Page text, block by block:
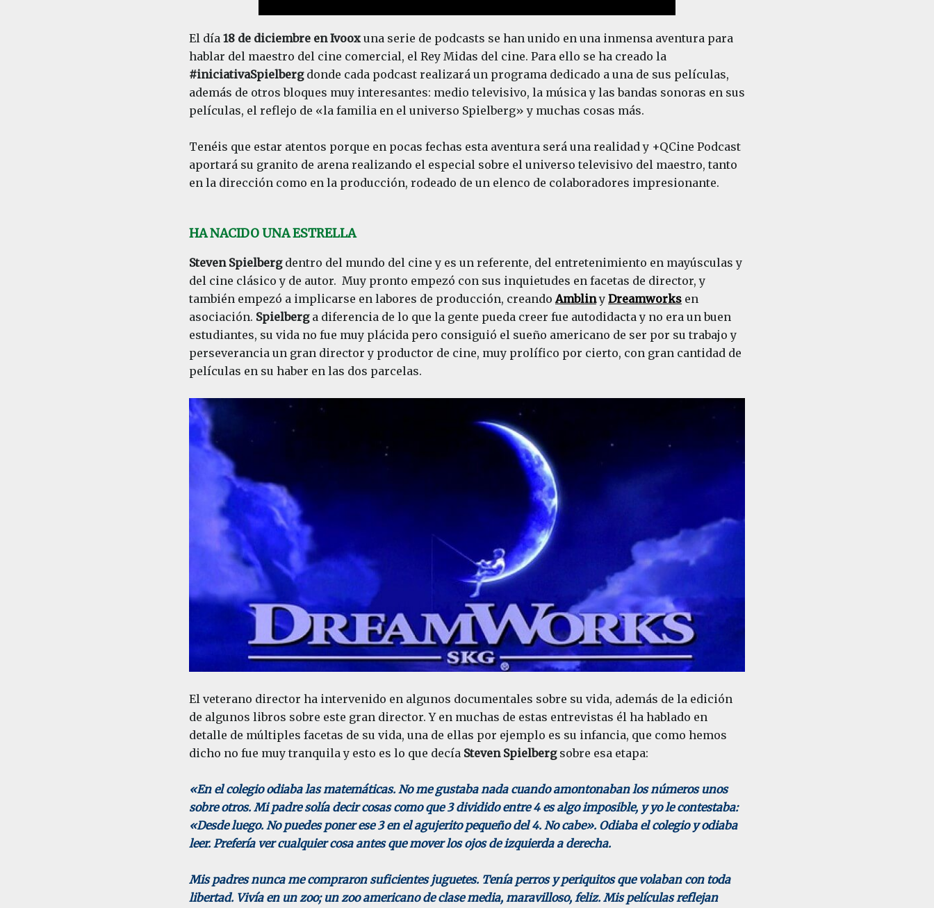
El día 18 de diciembre en Ivoox una serie de podcasts se han unido en una inmensa aventura para
hablar del maestro del cine comercial, el Rey Midas del cine. Para ello se ha creado la
#iniciativaSpielbergdonde cada podcast realizará un programa dedicado a una de sus películas,
además de otros bloques muy interesantes: medio televisivo, la música y las bandas sonoras en sus
películas, el reflejo de «la familia en el universo Spielberg» y muchas cosas más.
Tenéis que estar atentos porque en pocas fechas esta aventura será una realidad y +QCine Podcast
aportará su granito de arena realizando el especial sobre el universo televisivo del maestro, tanto
en la dirección como en la producción, rodeado de un elenco de colaboradores impresionante.
HA NACIDO UNA ESTRELLA
Steven Spielbergdentro del mundo del cine y es un referente, del entretenimiento en mayúsculas y
del cine clásico y de autor. Muy pronto empezó con sus inquietudes en facetas de director, y
también empezó a implicarse en labores de producción, creandoAmbliny Dreamworks en
asociación. Spielberga diferencia de lo que la gente pueda creer fue autodidacta y no era un buen
estudiantes, su vida no fue muy plácida pero consiguió el sueño americano de ser por su trabajo y
perseverancia un gran director y productor de cine, muy prolífico por cierto, con gran cantidad de
películas en su haber en las dos parcelas.
El veterano director ha intervenido en algunos documentales sobre su vida, además de la edición
de algunos libros sobre este gran director. Y en muchas de estas entrevistas él ha hablado en
detalle de múltiples facetas de su vida, una de ellas por ejemplo es su infancia, que como hemos
dicho no fue muy tranquila y esto es lo que decía Steven Spielbergsobre esa etapa:
«En el colegio odiaba las matemáticas. No me gustaba nada cuando amontonaban los números unos
sobre otros. Mi padre solía decir cosas como que 3 dividido entre 4 es algo imposible, y yo le contestaba:
«Desde luego. No puedes poner ese 3 en el agujerito pequeño del 4. No cabe». Odiaba el colegio y odiaba
leer. Prefería ver cualquier cosa antes que mover los ojos de izquierda a derecha.
Mis padres nunca me compraron suficientes juguetes. Tenía perros y periquitos que volaban con toda
libertad. Vivía en un zoo; un zoo americano de clase media, maravilloso, feliz. Mis películas reflejan